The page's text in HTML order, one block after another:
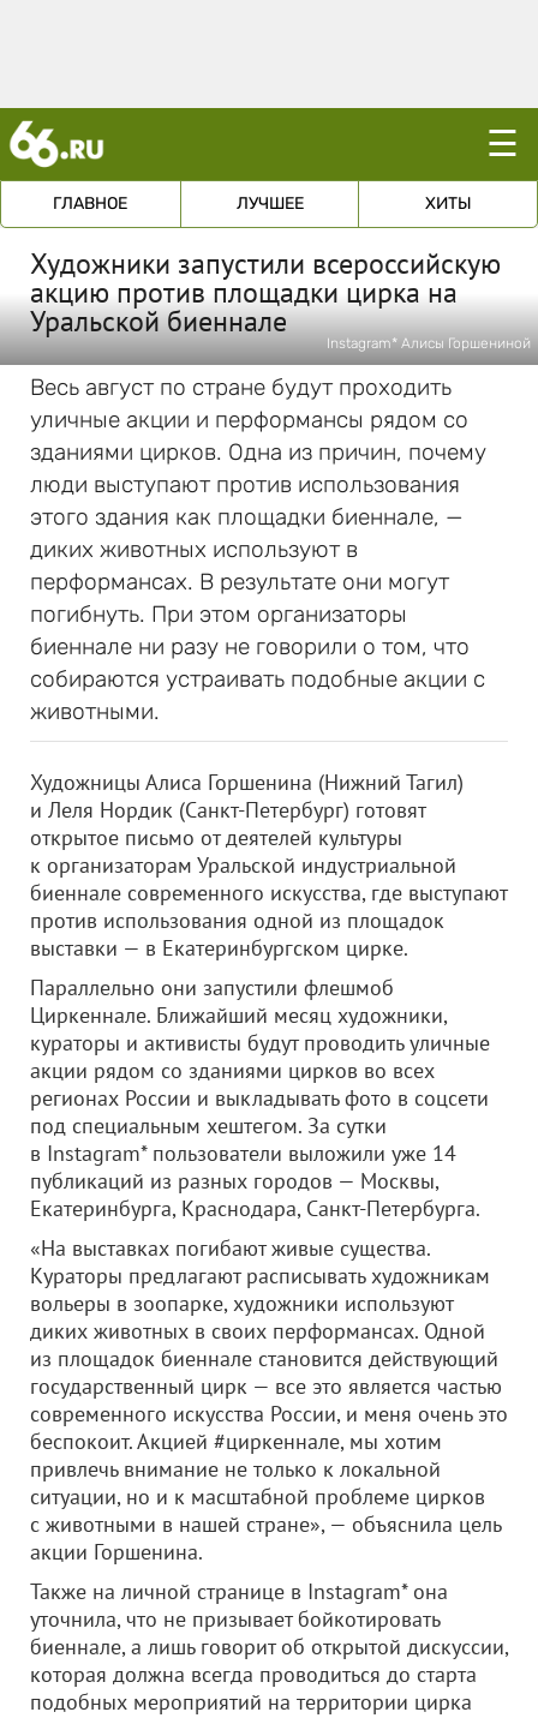
☰
ГЛАВНОЕ ЛУЧШЕЕ ХИТЫ
Художники запустили всероссийскую
акцию против площадки цирка на
Уральской биеннале
Instagram* Алисы Горшениной
Весь август по стране будут проходить
уличные акции и перформансы рядом со
зданиями цирков. Одна из причин, почему
люди выступают против использования
этого здания как площадки биеннале, —
диких животных используют в
перформансах. В результате они могут
погибнуть. При этом организаторы
биеннале ни разу не говорили о том, что
собираются устраивать подобные акции с
животными.
Художницы Алиса Горшенина (Нижний Тагил)
и Леля Нордик (Санкт-Петербург) готовят
открытое письмо от деятелей культуры
к организаторам Уральской индустриальной
биеннале современного искусства, где выступают
против использования одной из площадок
выставки — в Екатеринбургском цирке.
Параллельно они запустили флешмоб
Циркеннале. Ближайший месяц художники,
кураторы и активисты будут проводить уличные
акции рядом со зданиями цирков во всех
регионах России и выкладывать фото в соцсети
под специальным хештегом. За сутки
в Instagram* пользователи выложили уже 14
публикаций из разных городов — Москвы,
Екатеринбурга, Краснодара, Санкт-Петербурга.
«На выставках погибают живые существа.
Кураторы предлагают расписывать художникам
вольеры в зоопарке, художники используют
диких животных в своих перформансах. Одной
из площадок биеннале становится действующий
государственный цирк — все это является частью
современного искусства России, и меня очень это
беспокоит. Акцией #циркеннале, мы хотим
привлечь внимание не только к локальной
ситуации, но и к масштабной проблеме цирков
с животными в нашей стране», — объяснила цель
акции Горшенина.
Также на личной странице в Instagram* она
уточнила, что не призывает бойкотировать
биеннале, а лишь говорит об открытой дискуссии,
которая должна всегда проводиться до старта
подобных мероприятий на территории цирка